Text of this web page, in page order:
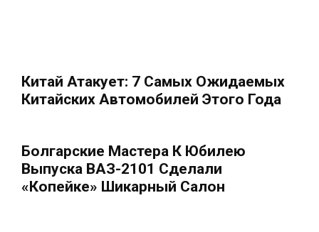
Китай Атакует: 7 Самых Ожидаемых
Китайских Автомобилей Этого Года
Болгарские Мастера К Юбилею
Выпуска ВАЗ-2101 Сделали
«Копейке» Шикарный Салон